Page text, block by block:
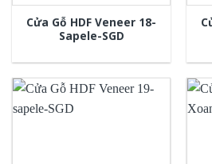
Cửa Gỗ HDF Veneer 18-
Sapele-SGD